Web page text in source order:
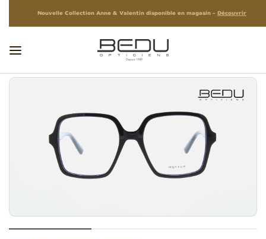
Nouvelle Collection Anne & Valentin disponible en magasin – Découvrir